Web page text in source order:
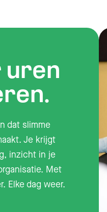
uren
dat slimme
Je krijgt
inzicht in je
Met
Elke dag weer.